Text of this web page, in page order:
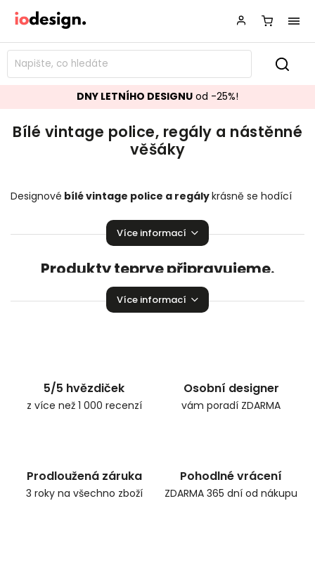
DNY LETNÍHO DESIGNU od -25%!
Bílé vintage police, regály a nástěnné
věšáky
Designové bílé vintage police a regálykrásně se hodící
,které zaručeně rozzáří vaší domácnosti!
Více informací
Produkty teprve připravujeme.
Můžete se ale podívat na ostatní kategorie.
Více informací
5/5 hvězdiček
z více než 1 000 recenzí
Osobní designer
vám poradí ZDARMA
Prodloužená záruka
3 roky na všechno zboží
Pohodlné vrácení
ZDARMA 365 dní od nákupu